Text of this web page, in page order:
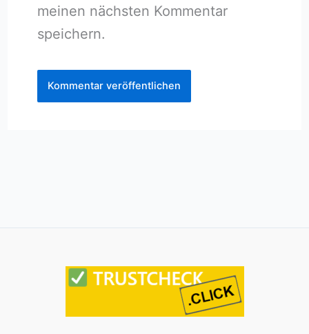
meinen nächsten Kommentar
speichern.